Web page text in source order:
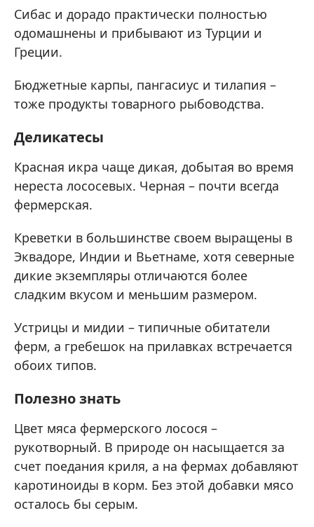
Сибас и дорадо практически полностью
одомашнены и прибывают из Турции и
Греции.
Бюджетные карпы, пангасиус и тилапия –
тоже продукты товарного рыбоводства.
Деликатесы
Красная икра чаще дикая, добытая во время
нереста лососевых. Черная – почти всегда
фермерская.
Креветки в большинстве своем выращены в
Эквадоре, Индии и Вьетнаме, хотя северные
дикие экземпляры отличаются более
сладким вкусом и меньшим размером.
Устрицы и мидии – типичные обитатели
ферм, а гребешок на прилавках встречается
обоих типов.
Полезно знать
Цвет мяса фермерского лосося –
рукотворный. В природе он насыщается за
счет поедания криля, а на фермах добавляют
каротиноиды в корм. Без этой добавки мясо
осталось бы серым.